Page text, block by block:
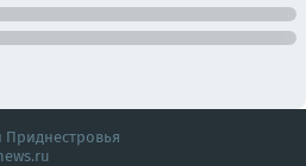
Приднестровья